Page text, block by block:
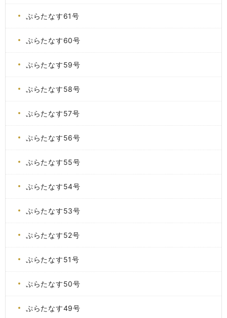
ぷらたなす61号
ぷらたなす60号
ぷらたなす59号
ぷらたなす58号
ぷらたなす57号
ぷらたなす56号
ぷらたなす55号
ぷらたなす54号
ぷらたなす53号
ぷらたなす52号
ぷらたなす51号
ぷらたなす50号
ぷらたなす49号